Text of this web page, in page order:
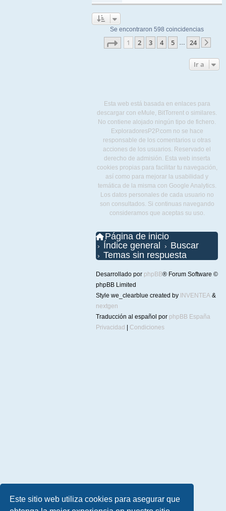
Este sitio web utiliza cookies para asegurar que
Se encontraron 598 coincidencias
Página de 24
1 2 3 4 5 … 24
Ir a
Esta web está basada en enlaces para
descargar con eMule, BitTorrent o similares.
No contiene alojado ningún tipo de fichero.
ExploradoresP2P.com no se hace
responsable de los comentarios u otras
acciones de los usuarios. Reservado el
derecho de admisión. Esta web inserta
cookies propias para facilitar tu navegación,
así como para mejorar la usabilidad y
temática de la misma con Google Analytics.
Los datos personales de cada usuario no
son consultados. Si continuas navegando
consideramos que aceptas su uso.
Página de inicio
Índice general
Buscar
Temas sin respuesta
Desarrollado por phpBB® Forum Software ©
phpBB Limited
Style we_clearblue created by INVENTEA &
nextgen
Traducción al español por phpBB España
Privacidad
Condiciones